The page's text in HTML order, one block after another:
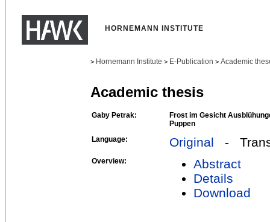
HORNEMANN INSTITUTE
> Hornemann Institute > E-Publication > Academic
Academic thesis
Gaby Petrak:
Frost im Gesicht
Puppen
Language:
Original -
Overview:
Abstract
Details
Download